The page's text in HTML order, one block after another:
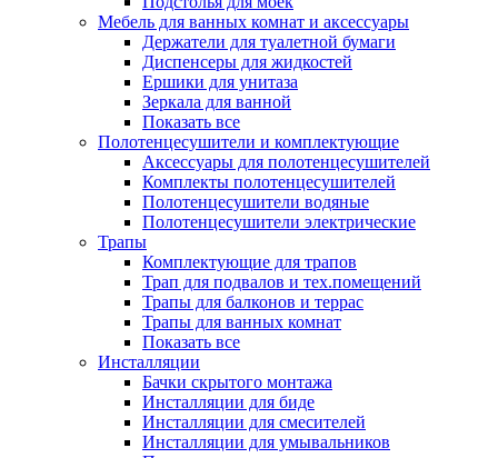
Мебель для ванных комнат и аксессуары
Держатели для туалетной бумаги
Диспенсеры для жидкостей
Ершики для унитаза
Зеркала для ванной
Показать все
Полотенцесушители и комплектующие
Аксессуары для полотенцесушителей
Комплекты полотенцесушителей
Полотенцесушители водяные
Полотенцесушители электрические
Трапы
Комплектующие для трапов
Трап для подвалов и тех.помещений
Трапы для балконов и террас
Трапы для ванных комнат
Показать все
Инсталляции
Бачки скрытого монтажа
Инсталляции для биде
Инсталляции для смесителей
Инсталляции для умывальников